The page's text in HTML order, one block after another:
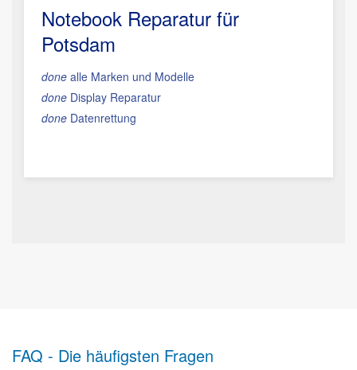
Notebook Reparatur für
Potsdam
done alle Marken und Modelle
done Display Reparatur
done Datenrettung
FAQ - Die häufigsten Fragen